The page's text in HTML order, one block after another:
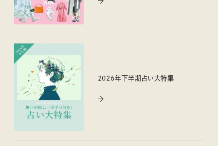
2026年下半期占い大特集